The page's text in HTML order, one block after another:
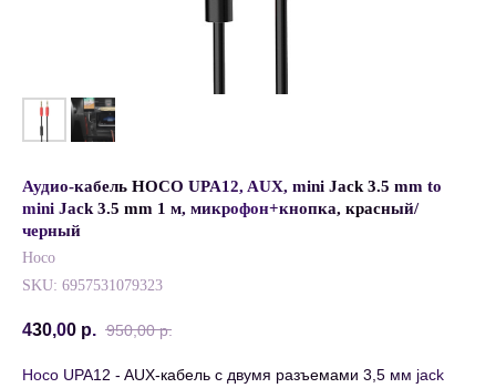
Аудио-кабель HOCO UPA12, AUX, mini Jack 3.5 mm to
mini Jack 3.5 mm 1 м, микрофон+кнопка, красный/
черный
Hoco
SKU: 6957531079323
430,00 р. 950,00 р.
Hoco UPA12 - AUX-кабель с двумя разъемами 3,5 мм jack